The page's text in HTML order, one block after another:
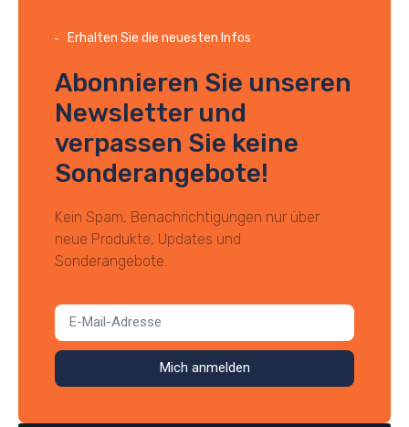
Erhalten Sie die neuesten Infos
Abonnieren Sie unseren
Newsletter und
verpassen Sie keine
Sonderangebote!
Kein Spam, Benachrichtigungen nur über
neue Produkte, Updates und
Sonderangebote.
Mich anmelden